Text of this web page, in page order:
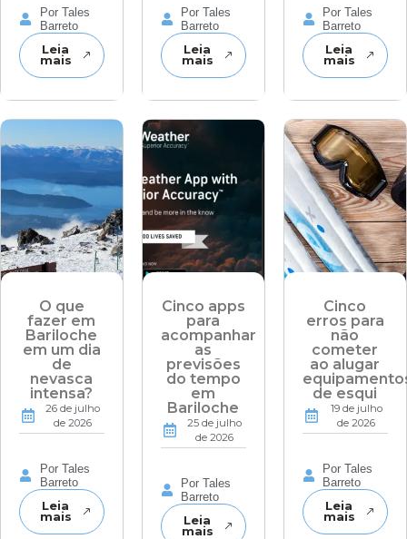
Por Tales
Barreto
Leia
mais
Por Tales
Barreto
Leia
mais
Por Tales
Barreto
Leia
mais
O que
fazer em
Bariloche
em um dia
de
nevasca
intensa?
26 de julho
de 2026
Por Tales
Barreto
Leia
mais
Cinco apps
para
acompanhar
as
previsões
do tempo
em
Bariloche
25 de julho
de 2026
Por Tales
Barreto
Leia
mais
Cinco
erros para
não
cometer
ao alugar
de esqui
19 de julho
de 2026
Por Tales
Barreto
Leia
mais